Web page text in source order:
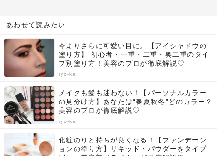
あわせて読みたい
今よりさらに可愛い目に。【アイシャドウの
塗り方】 初心者・一重・二重・奥二重のタイ
プ別塗り方！美容のプロが徹底解説♡
ryo-ka
メイクも髪も迷わない！【パーソナルカラー
の見分け方】あなたは“春夏秋冬”どのカラー？
美容のプロが徹底解説♡
ryo-ka
化粧のりと持ちが良くなる！【ファンデーシ
ョンの塗り方】リキッド・パウダーをタイプ